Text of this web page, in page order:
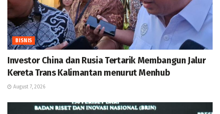
BISNIS
Investor China dan Rusia Tertarik Membangun Jalur
Kereta Trans Kalimantan menurut Menhub
August 7, 2026